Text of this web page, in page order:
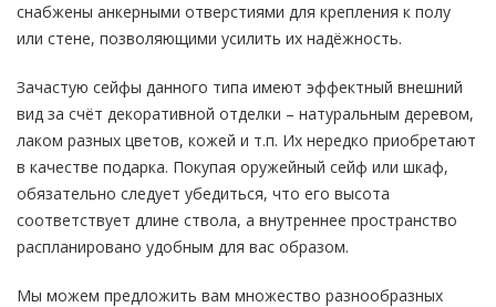
снабжены анкерными отверстиями для крепления к полу
или стене, позволяющими усилить их надёжность.
Зачастую сейфы данного типа имеют эффектный внешний
вид за счёт декоративной отделки – натуральным деревом,
лаком разных цветов, кожей и т.п. Их нередко приобретают
в качестве подарка. Покупая оружейный сейф или шкаф,
обязательно следует убедиться, что его высота
соответствует длине ствола, а внутреннее пространство
распланировано удобным для вас образом.
Мы можем предложить вам множество разнообразных